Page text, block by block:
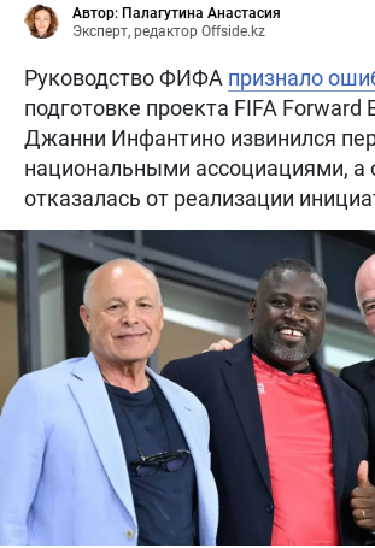
Автор: Палагутина Анастасия
Эксперт, редактор Offside.kz
Руководство ФИФА признало
подготовке проекта FIFA Forward
Джанни Инфантино извинился
национальными ассоциациями, а
отказалась от реализации